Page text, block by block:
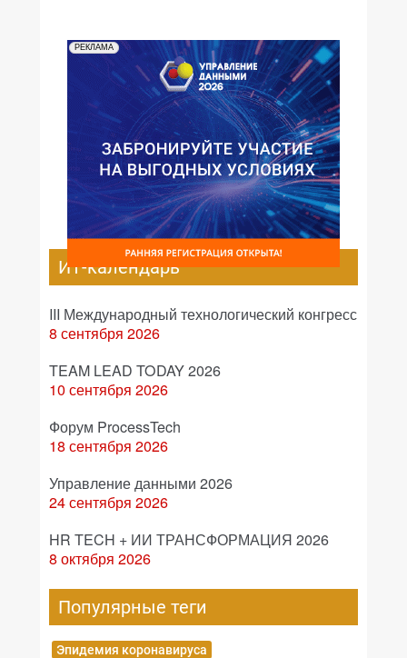
РЕКЛАМА
ИТ-календарь
III Международный технологический конгресс
8 сентября 2026
TEAM LEAD TODAY 2026
10 сентября 2026
Форум ProcessTech
18 сентября 2026
Управление данными 2026
24 сентября 2026
HR TECH + ИИ ТРАНСФОРМАЦИЯ 2026
8 октября 2026
Популярные теги
Эпидемия коронавируса